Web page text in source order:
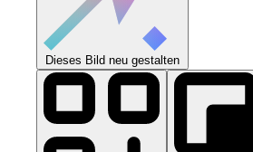
Dieses Bild neu gestalten